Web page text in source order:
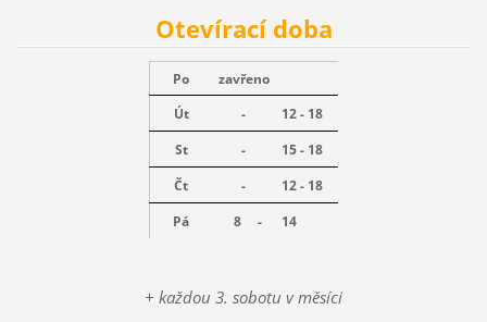
Otevírací doba
Po
zavřeno
Út
-
12 - 18
St
-
15 - 18
Čt
-
12 - 18
Pá
8 - 14
+ každou 3. sobotu v měsíci